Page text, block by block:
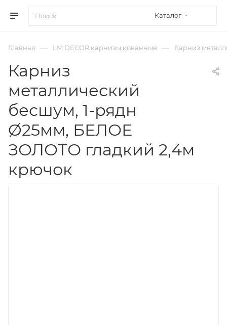
Каталог
Главная — LM DECOR карнизы кованные — Карниз
Карниз
металлический
бесшум, 1-рядн
Ø25мм, БЕЛОЕ
ЗОЛОТО гладкий 2,4м
крючок